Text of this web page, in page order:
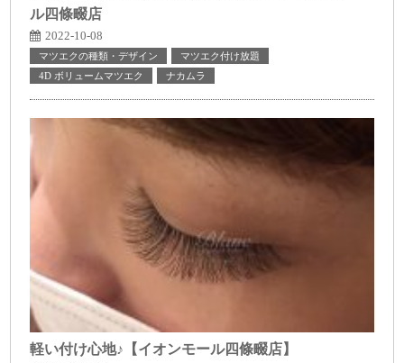
ル四條畷店
2022-10-08
マツエクの種類・デザイン
マツエク付け放題
4D ボリュームマツエク
ナカムラ
軽い付け心地♪【イオンモール四條畷店】